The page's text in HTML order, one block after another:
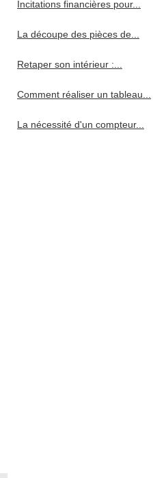
Incitations financières pour...
La découpe des pièces de...
Retaper son intérieur :...
Comment réaliser un tableau...
La nécessité d'un compteur...